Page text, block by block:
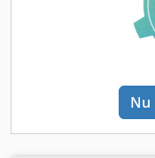
Fabrikant: Bosch
Dwedpfozpy Nzjx Ag
Bouwjaar: 2019 /
GMP-uitvoering
Direct leverbaar
installatie 8X0400
Nu